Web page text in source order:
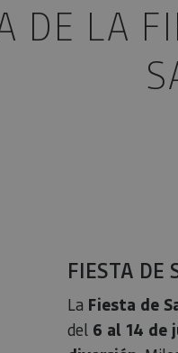
DE LA
FIESTA DE
La Fiesta de
del 6 al 14 de